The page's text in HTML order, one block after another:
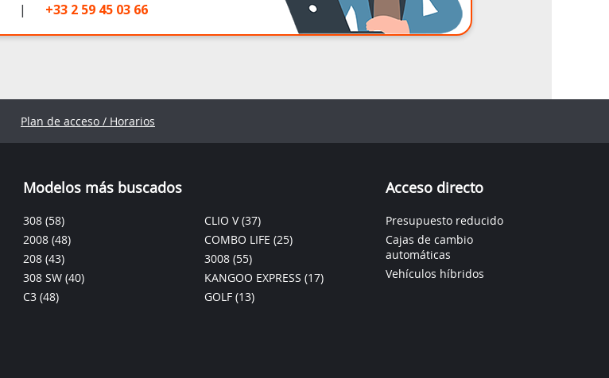
| +33 2 59 45 03 66
Plan de acceso / Horarios
Modelos más buscados
308 (58)
2008 (48)
208 (43)
308 SW (40)
C3 (48)
CLIO V(37)
COMBO LIFE (25)
3008 (55)
KANGOO EXPRESS (17)
GOLF (13)
Acceso directo
Presupuesto reducido
Cajas de cambio
automáticas
Vehículos híbridos